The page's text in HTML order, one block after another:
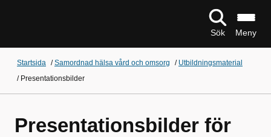
Sök Meny
Startsida /Samordnad hälsa vård och omsorg / Utbildningsmaterial
/ Presentationsbilder
Presentationsbilder för